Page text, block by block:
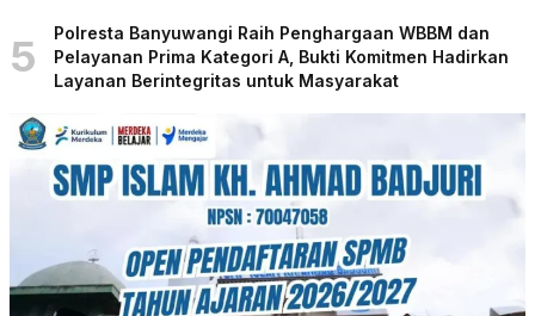
5
Polresta Banyuwangi Raih Penghargaan WBBM dan
Pelayanan Prima Kategori A, Bukti Komitmen Hadirkan
Layanan Berintegritas untuk Masyarakat